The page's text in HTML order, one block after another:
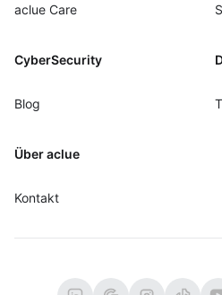
aclue Care
CyberSecurity
Blog
Über aclue
Kontakt